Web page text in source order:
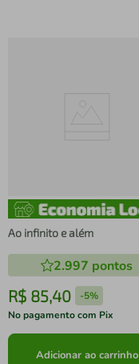
Ao infinito e além
2.997 pontos
R$ 85,40 -5%
No pagamento com Pix
Adicionar ao carrinho